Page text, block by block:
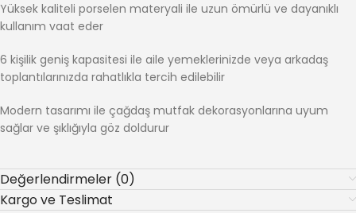
Yüksek kaliteli porselen materyali ile uzun ömürlü ve dayanıklı
kullanım vaat eder
6 kişilik geniş kapasitesi ile aile yemeklerinizde veya arkadaş
toplantılarınızda rahatlıkla tercih edilebilir
Modern tasarımı ile çağdaş mutfak dekorasyonlarına uyum
sağlar ve şıklığıyla göz doldurur
Değerlendirmeler (0)
Kargo ve Teslimat